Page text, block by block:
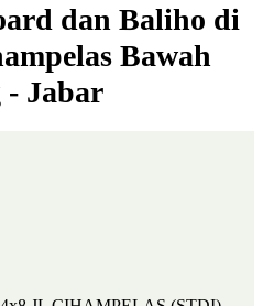
dan Baliho di
Bawah
- Jabar